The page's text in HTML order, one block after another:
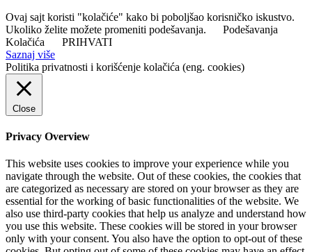
Ovaj sajt koristi "kolačiće" kako bi poboljšao korisničko iskustvo.
Ukoliko želite možete promeniti podešavanja.
Podešavanja
Kolačića
PRIHVATI
Saznaj više
Politika privatnosti i korišćenje kolačića (eng. cookies)
Close
Privacy Overview
This website uses cookies to improve your experience while you
navigate through the website. Out of these cookies, the cookies that
are categorized as necessary are stored on your browser as they are
essential for the working of basic functionalities of the website. We
also use third-party cookies that help us analyze and understand how
you use this website. These cookies will be stored in your browser
only with your consent. You also have the option to opt-out of these